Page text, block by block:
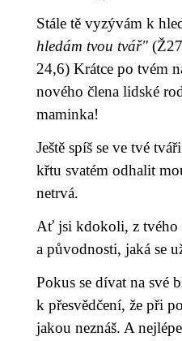
Stále tě vyzývám k
hledám tvou tvář"
24,6) Krátce po tvém
nového člena lidské
maminka!
Ještě spíš se ve tvé
křtu svatém odhalit
netrvá.
Ať jsi kdokoli, z tvého
a původnosti, jaká se
Pokus se dívat na své
k přesvědčení, že při
jakou neznáš. A